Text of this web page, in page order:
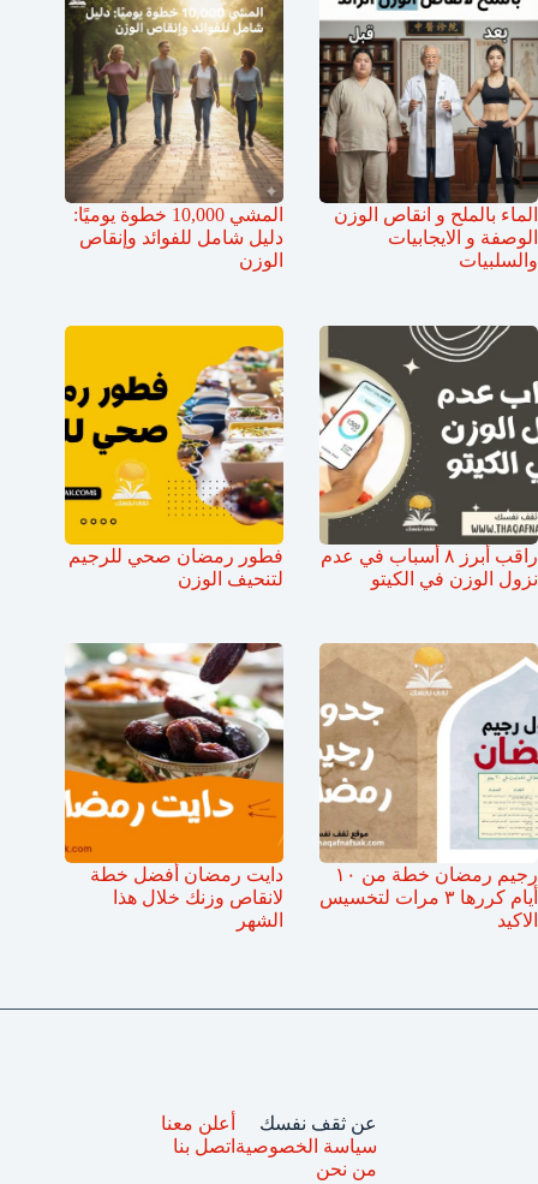
الماء بالملح و انقاص الوزن
الوصفة و الايجابيات
والسلبيات
المشي 10,000 خطوة يوميًا:
دليل شامل للفوائد وإنقاص
الوزن
راقب أبرز ٨ أسباب في عدم
نزول الوزن في الكيتو
فطور رمضان صحي للرجيم
لتنحيف الوزن
رجيم رمضان خطة من ١٠
أيام كررها ٣ مرات لتخسيس
الاكيد
دايت رمضان أفضل خطة
لانقاص وزنك خلال هذا
الشهر
عن ثقف نفسك
سياسة الخصوصية
من نحن
أعلن معنا
اتصل بنا